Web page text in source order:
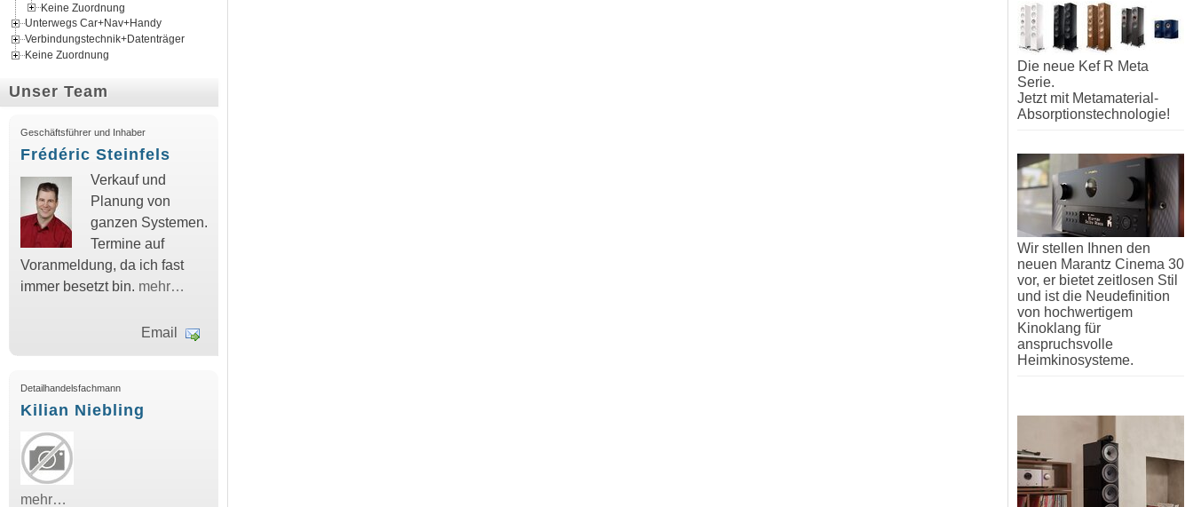
Keine Zuordnung
Unterwegs Car+Nav+Handy
Verbindungstechnik+Datenträger
Keine Zuordnung
Unser Team
Geschäftsführer und Inhaber
Frédéric Steinfels
Verkauf und
Planung von
ganzen Systemen.
Termine auf
Voranmeldung, da ich fast
immer besetzt bin. mehr…
Email
Detailhandelsfachmann
Kilian Niebling
mehr…
Die neue Kef R Meta
Serie.
Jetzt mit Metamaterial-
Absorptionstechnologie!
Wir stellen Ihnen den
neuen Marantz Cinema 30
vor, er bietet zeitlosen Stil
und ist die Neudefinition
von hochwertigem
Kinoklang für
anspruchsvolle
Heimkinosysteme.